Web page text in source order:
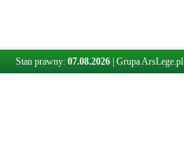
Stan prawny: 07.08.2026 Grupa ArsLege.pl